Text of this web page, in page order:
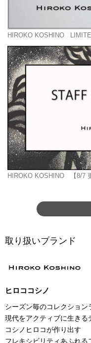
HIROKO KOSHINO
HIROKO KOSHINO 【8/7
取り扱いブランド
ヒロココシノ
シーズン毎のコレクション
現代をアクティブに生きる
コシノヒロコが作り出す
フレキシビリティあふれる